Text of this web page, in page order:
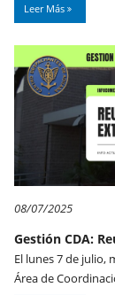
Leer Más
08/07/2025
Gestión CDA:
El lunes 7 de julio,
Área de